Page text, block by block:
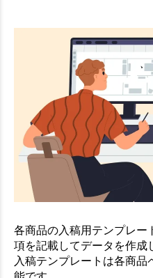
各商品の入稿用テンプレー
項を記載してデータを作成
入稿テンプレートは各商